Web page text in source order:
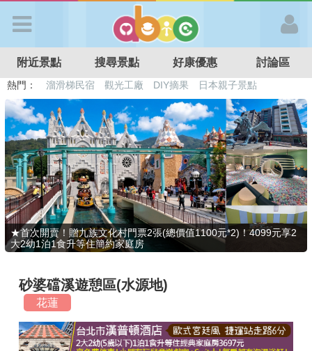
APP登入
首 頁
搜尋景點
好康優惠
最新消息
最新留言
商家合作
附近景點 搜尋景點 好康優惠 討論區
熱門： 溜滑梯民宿 觀光工廠 DIY摘果
日本親子景點
特色遊戲場
親子住房優惠 台北親子餐廳 溫泉泡湯SPA
★首次開賣！贈九族文化村門票2張(總價值1100元*2)！4099元享2
大2幼1泊1食升等住簡約家庭房
砂婆礑溪遊憩區(水源地)
花蓮